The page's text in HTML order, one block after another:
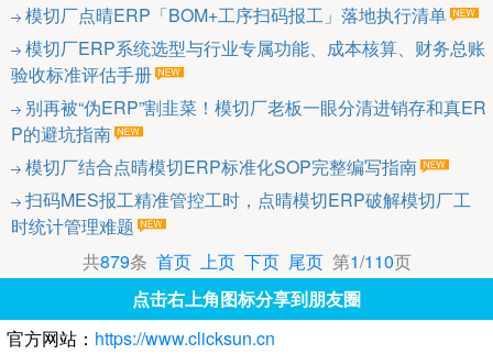
模切厂点晴ERP「BOM+工序扫码报工」落地执行清单
模切厂ERP系统选型与行业专属功能、成本核算、财务总账
验收标准评估手册
别再被“伪ERP”割韭菜！模切厂老板一眼分清进销存和真ER
P的避坑指南
模切厂结合点晴模切ERP标准化SOP完整编写指南
扫码MES报工精准管控工时，点晴模切ERP破解模切厂工
时统计管理难题
共879条 首页 上页 下页 尾页第1/110页
点击右上角图标分享到朋友圈
官方网站： https://www.clicksun.cn